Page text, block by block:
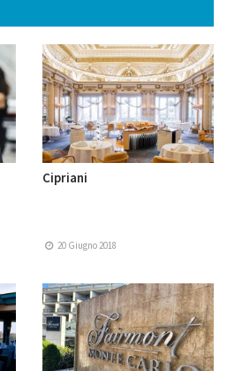
Cipriani
20 Giugno 2018